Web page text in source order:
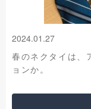
2024.01.27
春のネクタイは、
ョンか。